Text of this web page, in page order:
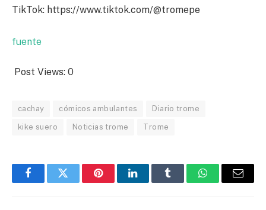
TikTok: https://www.tiktok.com/@tromepe
fuente
Post Views: 0
cachay cómicos ambulantes Diario trome
kike suero Noticias trome Trome
FacebookTwitter PinterestLinkedInTumblr WhatsAppEmail